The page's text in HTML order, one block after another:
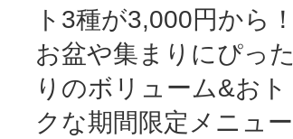
ト3種が3,000円から！
お盆や集まりにぴった
りのボリューム&おト
クな期間限定メニュー